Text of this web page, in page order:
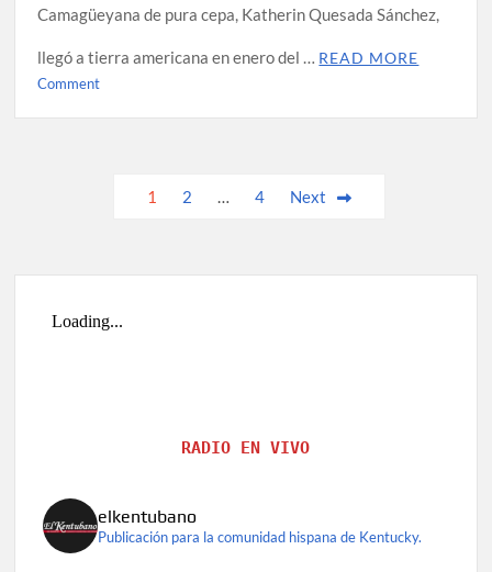
Camagüeyana de pura cepa, Katherin Quesada Sánchez,
llegó a tierra americana en enero del … READ MORE
Commenton
otro
1 2 … 4 Next
RADIO EN VIVO
elkentubano
Publicación para la comunidad hispana de Kentucky.